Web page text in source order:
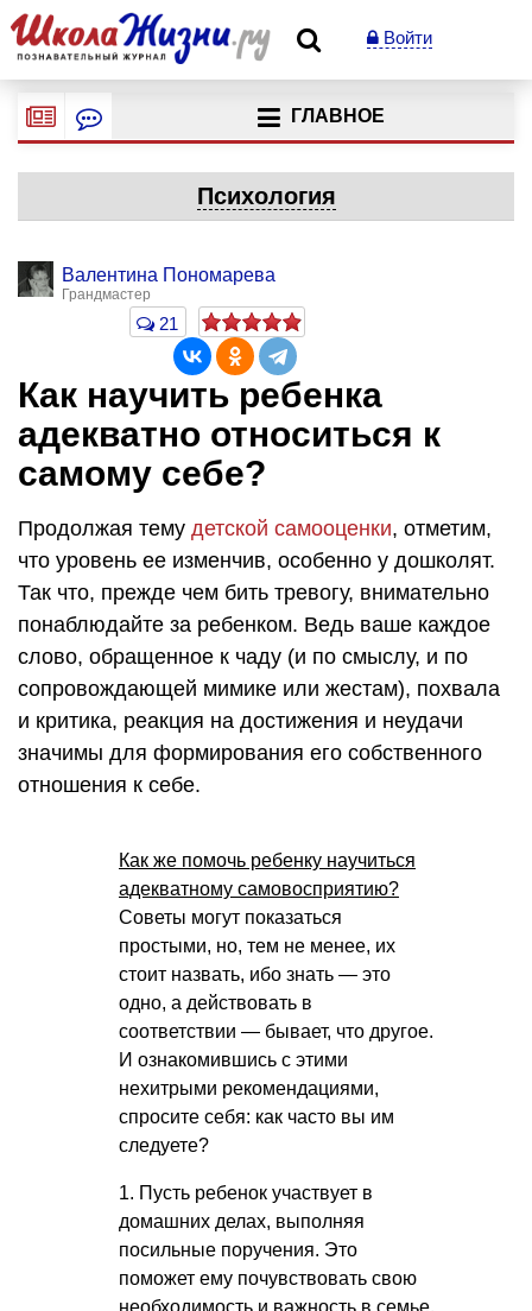
Войти
ГЛАВНОЕ
Психология
Валентина Пономарева
Грандмастер
21
Как научить ребенка
адекватно относиться к
самому себе?
Продолжая тему детской самооценки, отметим,
что уровень ее изменчив, особенно у дошколят.
Так что, прежде чем бить тревогу, внимательно
понаблюдайте за ребенком. Ведь ваше каждое
слово, обращенное к чаду (и по смыслу, и по
сопровождающей мимике или жестам), похвала
и критика, реакция на достижения и неудачи
значимы для формирования его собственного
отношения к себе.
Как же помочь ребенку научиться
адекватному самовосприятию?
Советы могут показаться
простыми, но, тем не менее, их
стоит назвать, ибо знать — это
одно, а действовать в
соответствии — бывает, что другое.
И ознакомившись с этими
нехитрыми рекомендациями,
спросите себя: как часто вы им
следуете?
1. Пусть ребенок участвует в
домашних делах, выполняя
посильные поручения. Это
поможет ему почувствовать свою
необходимость и важность в семье,